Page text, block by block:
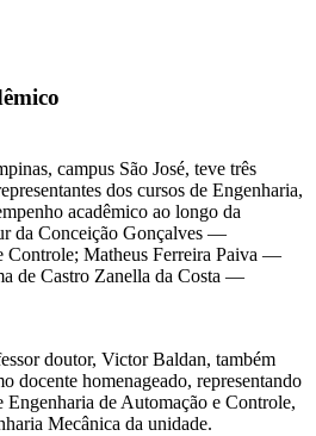
campus São José, teve três
dos cursos de Engenharia,
acadêmico ao longo da
da Conceição Gonçalves —
Controle; Matheus Ferreira Paiva —
de Castro Zanella da Costa —
doutor, Victor Baldan, também
docente homenageado, representando
Engenharia de Automação e Controle,
Mecânica da unidade.